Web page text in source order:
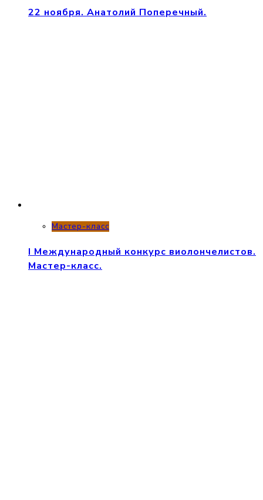
22 ноября. Анатолий Поперечный.
Мастер-класс
I Международный конкурс виолончелистов.
Мастер-класс.